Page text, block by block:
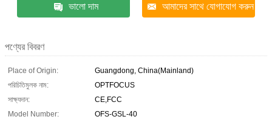
ভালো দাম আমাদের সাথে যোগাযোগ করুন
পণ্যের বিবরণ
Place of Origin:
Guangdong, China(Mainland)
পরিচিতিমুলক নাম:
OPTFOCUS
সাক্ষ্যদান:
CE,FCC
Model Number:
OFS-GSL-40